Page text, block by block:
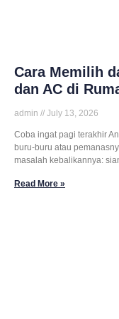
Cara Memilih
dan AC di
admin July 13, 2026
Coba ingat pagi terakhir
buru-buru atau
masalah kebalikannya:
Read More »